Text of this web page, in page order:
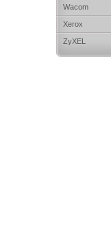
Wacom
Xerox
ZyXEL